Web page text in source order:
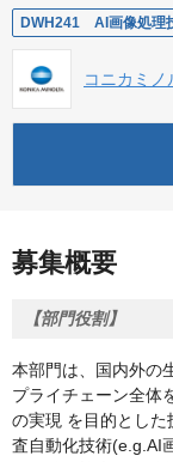
コニカミ
募集概要
【部門役割】
本部門は、国内外の
プライチェーン全体
の実現 を目的とし
査自動化技術(e.g.AI